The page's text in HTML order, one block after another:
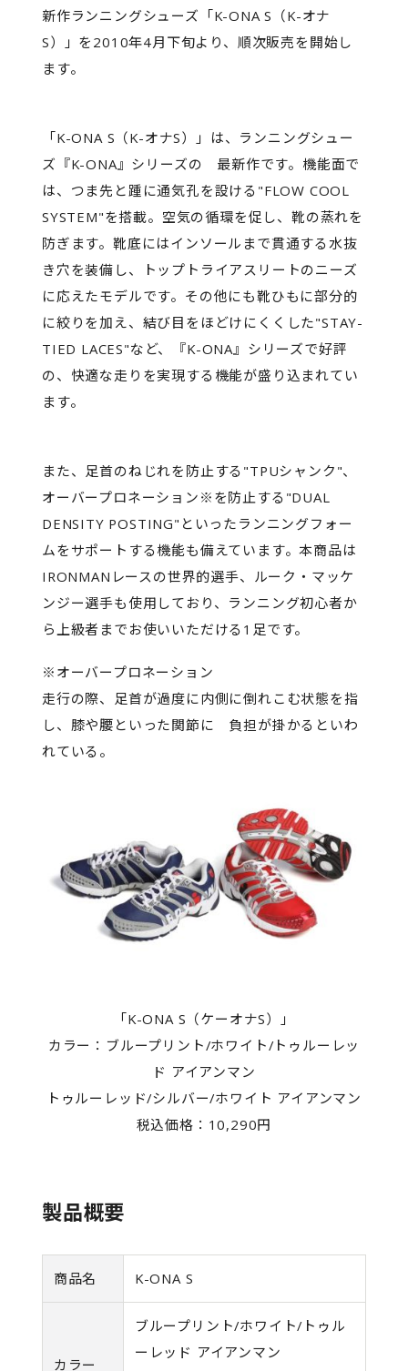
新作ランニングシューズ「K-ONA S（K-オナ
S）」を2010年4月下旬より、順次販売を開始し
ます。
「K-ONA S（K-オナS）」は、ランニングシュー
ズ『K-ONA』シリーズの 最新作です。機能面で
は、つま先と踵に通気孔を設ける"FLOW COOL
SYSTEM"を搭載。空気の循環を促し、靴の蒸れを
防ぎます。靴底にはインソールまで貫通する水抜
き穴を装備し、トップトライアスリートのニーズ
に応えたモデルです。その他にも靴ひもに部分的
に絞りを加え、結び目をほどけにくくした"STAY-
TIED LACES"など、『K-ONA』シリーズで好評
の、快適な走りを実現する機能が盛り込まれてい
ます。
また、足首のねじれを防止する"TPUシャンク"、
オーバープロネーション※を防止する"DUAL
DENSITY POSTING"といったランニングフォー
ムをサポートする機能も備えています。本商品は
IRONMANレースの世界的選手、ルーク・マッケ
ンジー選手も使用しており、ランニング初心者か
ら上級者までお使いいただける1足です。
※オーバープロネーション
走行の際、足首が過度に内側に倒れこむ状態を指
し、膝や腰といった関節に 負担が掛かるといわ
れている。
「K-ONA S（ケーオナS）」
カラー：ブループリント/ホワイト/トゥルーレッ
ド アイアンマン
トゥルーレッド/シルバー/ホワイト アイアンマン
税込価格：10,290円
製品概要
商品名 K-ONA S
カラー
ブループリント/ホワイト/トゥル
ーレッド アイアンマン